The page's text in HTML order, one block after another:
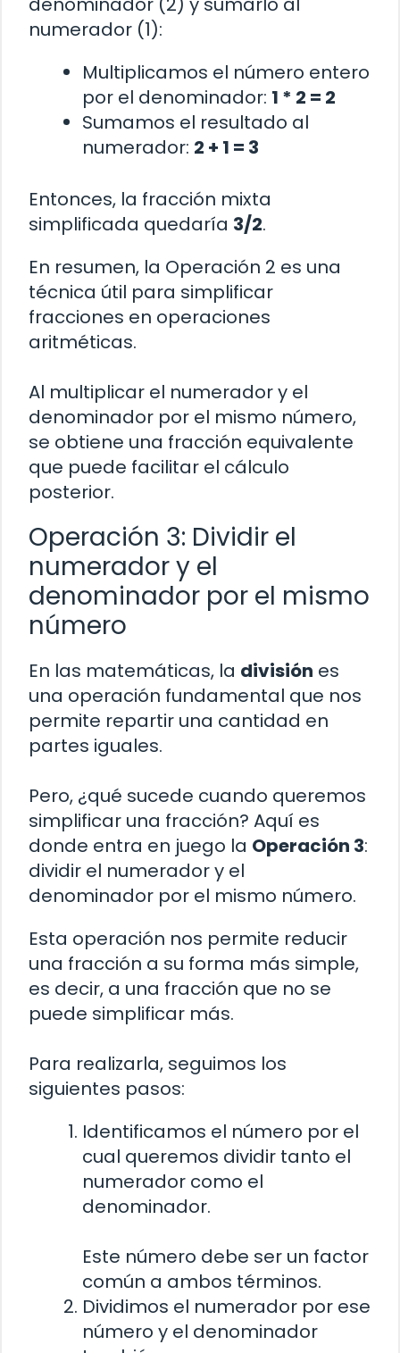
numerador (1):
Multiplicamos el número entero
por el denominador: 1 * 2 = 2
Sumamos el resultado al
numerador: 2 + 1 = 3
Entonces, la fracción mixta
simplificada quedaría 3/2.
En resumen, la Operación 2 es una
técnica útil para simplificar
fracciones en operaciones
aritméticas.
Al multiplicar el numerador y el
denominador por el mismo número,
se obtiene una fracción equivalente
que puede facilitar el cálculo
posterior.
Operación 3: Dividir el
numerador y el
denominador por el mismo
número
En las matemáticas, la división es
una operación fundamental que nos
permite repartir una cantidad en
partes iguales.
Pero, ¿qué sucede cuando queremos
simplificar una fracción? Aquí es
donde entra en juego la Operación 3:
dividir el numerador y el
denominador por el mismo número.
Esta operación nos permite reducir
una fracción a su forma más simple,
es decir, a una fracción que no se
puede simplificar más.
Para realizarla, seguimos los
siguientes pasos:
Identificamos el número por el
cual queremos dividir tanto el
numerador como el
denominador.
Este número debe ser un factor
común a ambos términos.
Dividimos el numerador por ese
número y el denominador